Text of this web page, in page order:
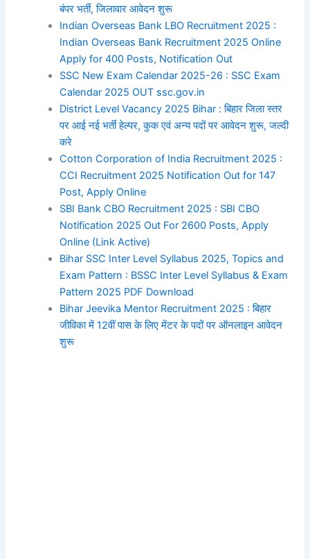
बंपर भर्ती, जिलावार आवेदन शुरू
Indian Overseas Bank LBO Recruitment 2025 :
Indian Overseas Bank Recruitment 2025 Online
Apply for 400 Posts, Notification Out
SSC New Exam Calendar 2025-26 : SSC Exam
Calendar 2025 OUT ssc.gov.in
District Level Vacancy 2025 Bihar : बिहार जिला स्तर
पर आई नई भर्ती हेल्पर, कुक एवं अन्य पदों पर आवेदन शुरू, जल्दी
करे
Cotton Corporation of India Recruitment 2025 :
CCI Recruitment 2025 Notification Out for 147
Post, Apply Online
SBI Bank CBO Recruitment 2025 : SBI CBO
Notification 2025 Out For 2600 Posts, Apply
Online (Link Active)
Bihar SSC Inter Level Syllabus 2025, Topics and
Exam Pattern : BSSC Inter Level Syllabus & Exam
Pattern 2025 PDF Download
Bihar Jeevika Mentor Recruitment 2025 : बिहार
जीविका में 12वीं पास के लिए मेंटर के पदों पर ऑनलाइन आवेदन
शुरू